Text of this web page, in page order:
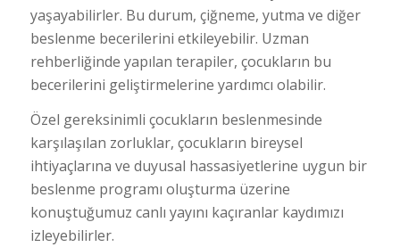
yaşayabilirler. Bu durum, çiğneme, yutma ve diğer
beslenme becerilerini etkileyebilir. Uzman
rehberliğinde yapılan terapiler, çocukların bu
becerilerini geliştirmelerine yardımcı olabilir.
Özel gereksinimli çocukların beslenmesinde
karşılaşılan zorluklar, çocukların bireysel
ihtiyaçlarına ve duyusal hassasiyetlerine uygun bir
beslenme programı oluşturma üzerine
konuştuğumuz canlı yayını kaçıranlar kaydımızı
izleyebilirler.